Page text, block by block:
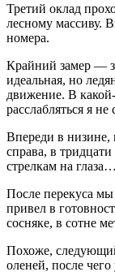
Третий оклад
лесному массиву.
номера.
Крайний замер —
идеальная, но
движение. В
расслабляться я
Впереди в низине,
справа, в
стрелкам на глаза…
После перекуса
привел в
сосняке, в сотне
Похоже,
оленей, после